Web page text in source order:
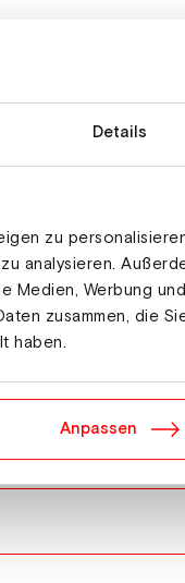
Details
zu
analysieren.
Medien, Werbung
zusammen, die
haben.
Anpassen